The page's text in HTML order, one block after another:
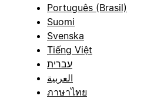
Português (Brasil)
Suomi
Svenska
Tiếng Việt
עברית
العربية
ภาษาไทย